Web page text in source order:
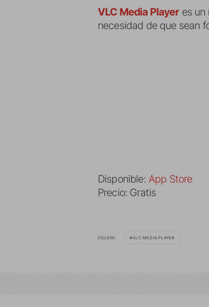
VLC Media Playeres un
necesidad de que sean
Disponible: App Store
Precio: Gratis
ETIQUETAS VLC MEDIA PLAYER